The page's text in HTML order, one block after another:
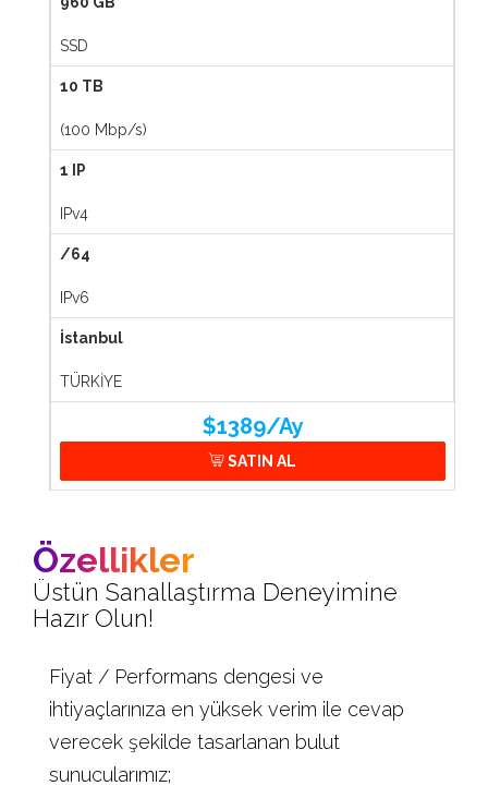
SSD
10 TB
(100 Mbp/s)
1 IP
IPv4
/64
IPv6
İstanbul
TÜRKİYE
$1389/Ay
SATIN AL
Özellikler
Üstün Sanallaştırma Deneyimine
Hazır Olun!
Fiyat / Performans dengesi ve
ihtiyaçlarınıza en yüksek verim ile cevap
verecek şekilde tasarlanan bulut
sunucularımız;